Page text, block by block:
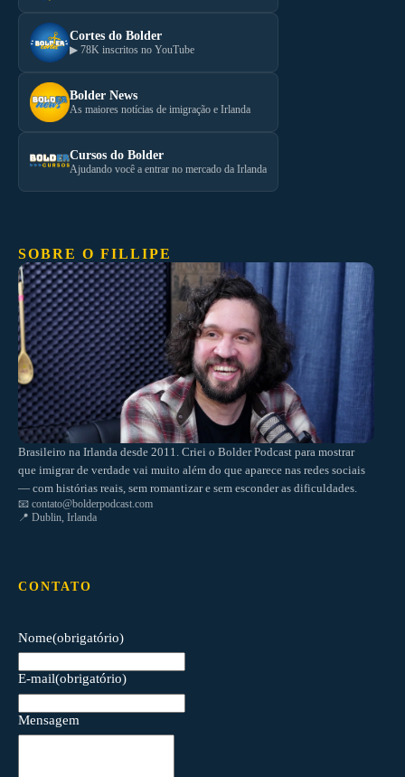
Cortes do Bolder
▶ 78K inscritos no YouTube
Bolder News
As maiores notícias de imigração e Irlanda
Cursos do Bolder
Ajudando você a entrar no mercado da Irlanda
SOBRE O FILLIPE
Brasileiro na Irlanda desde 2011. Criei o Bolder Podcast para mostrar
que imigrar de verdade vai muito além do que aparece nas redes sociais
— com histórias reais, sem romantizar e sem esconder as dificuldades.
📧 contato@bolderpodcast.com
📍 Dublin, Irlanda
CONTATO
Nome(obrigatório)
E-mail(obrigatório)
Mensagem